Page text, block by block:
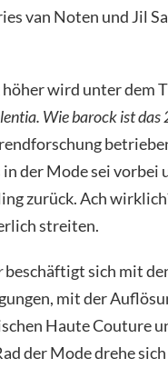
van Noten und Jil
wird unter dem
Wie barock ist das
der Mode sei vorbei
zurück. Ach
streiten.
beschäftigt sich mit
mit der
Haute Couture
der Mode drehe